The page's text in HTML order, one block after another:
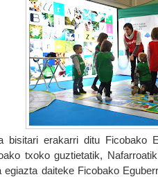
bisitari erakarri ditu Ficobako
txoko guztietatik,
egiazta daiteke Ficobako